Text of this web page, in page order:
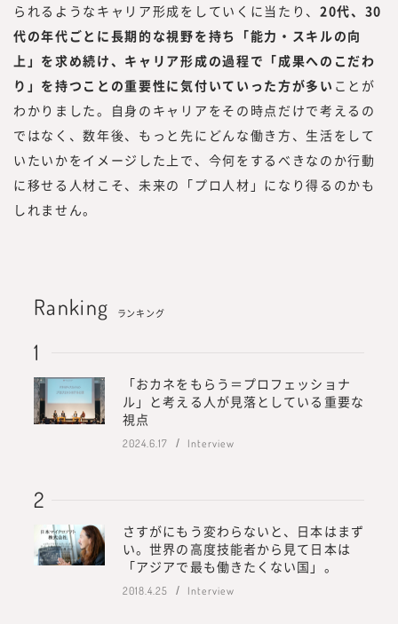
られるようなキャリア形成をしていくに当たり、 20代、30
代の年代ごとに長期的な視野を持ち「能力・スキルの向
上」を求め続け、キャリア形成の過程で「成果へのこだわ
り」を持つことの重要性に気付いていった方が多い ことが
わかりました。自身のキャリアをその時点だけで考えるの
ではなく、数年後、もっと先にどんな働き方、生活をして
いたいかをイメージした上で、今何をするべきなのか行動
に移せる人材こそ、未来の「プロ人材」になり得るのかも
しれません。
Ranking ランキング
「おカネをもらう＝プロフェッショナ
ル」と考える人が見落としている重要な
視点
2024.6.17 Interview
さすがにもう変わらないと、日本はまず
い。世界の高度技能者から見て日本は
「アジアで最も働きたくない国」。
2018.4.25 Interview